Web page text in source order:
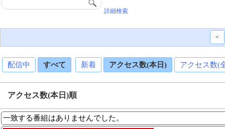
詳細検索
<
配信中 すべて 新着 アクセス数(本日) アクセス数(
アクセス数(本日)順
一致する番組はありませんでした。